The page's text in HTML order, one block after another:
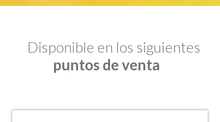
Disponible en los siguientes
puntos de venta